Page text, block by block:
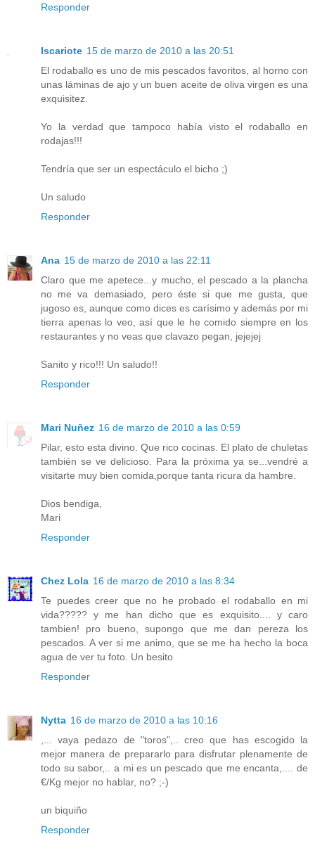
Responder
Iscariote 15 de marzo de 2010 a las 20:51
El rodaballo es uno de mis pescados favoritos, al horno con
unas láminas de ajo y un buen aceite de oliva virgen es una
exquisitez.
Yo la verdad que tampoco había visto el rodaballo en
rodajas!!!
Tendría que ser un espectáculo el bicho ;)
Un saludo
Responder
Ana 15 de marzo de 2010 a las 22:11
Claro que me apetece...y mucho, el pescado a la plancha
no me va demasiado, pero éste si que me gusta, que
jugoso es, aunque como dices es carísimo y además por mi
tierra apenas lo veo, así que le he comido siempre en los
restaurantes y no veas que clavazo pegan, jejejej
Sanito y rico!!! Un saludo!!
Responder
Mari Nuñez 16 de marzo de 2010 a las 0:59
Pilar, esto esta divino. Que rico cocinas. El plato de chuletas
también se ve delicioso. Para la próxima ya se...vendré a
visitarte muy bien comida,porque tanta ricura da hambre.
Dios bendiga,
Mari
Responder
Chez Lola 16 de marzo de 2010 a las 8:34
Te puedes creer que no he probado el rodaballo en mi
vida????? y me han dicho que es exquisito.... y caro
tambien! pro bueno, supongo que me dan pereza los
pescados. A ver si me animo, que se me ha hecho la boca
agua de ver tu foto. Un besito
Responder
Nytta 16 de marzo de 2010 a las 10:16
,... vaya pedazo de "toros",.. creo que has escogido la
mejor manera de prepararlo para disfrutar plenamente de
todo su sabor,.. a mi es un pescado que me encanta,.... de
€/Kg mejor no hablar, no? ;-)
un biquiño
Responder